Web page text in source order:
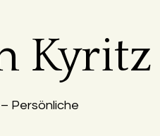
Kyritz
Persönliche